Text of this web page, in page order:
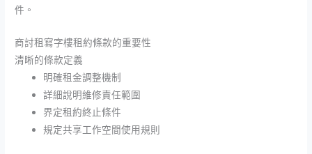
件。
商討租寫字樓租約條款的重要性
清晰的條款定義
明確租金調整機制
詳細說明維修責任範圍
界定租約終止條件
規定共享工作空間使用規則